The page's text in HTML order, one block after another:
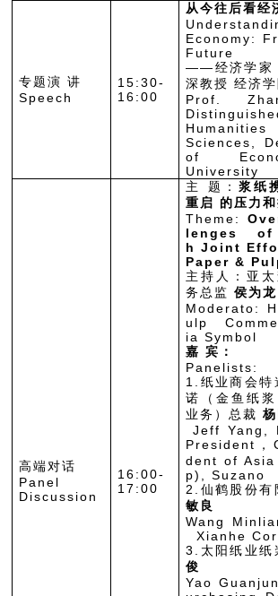
专题演 讲
Speech
15:30-
16:00
从今往后看经
Economy:
Future
——经济学家
深教授 经济
Prof.
Sciences,
of
University
高端对话
Panel
Discussion
16:00-
17:00
主 题： 浆纸
重启 的压力
Theme:
lenges of
h Joint
Paper &
主持人：亚
务总监侯为龙
Moderato:
ulp
ia Symbol
嘉 宾：
Panelists:
1.纸业商会特
诺（金鱼纸
业务）总裁
Jeff Yang,
President，
dent of Asia
p), Suzano
2.仙鹤股份有
敏良
Wang
Xianhe
3.太阳纸业纸
俊
Yao